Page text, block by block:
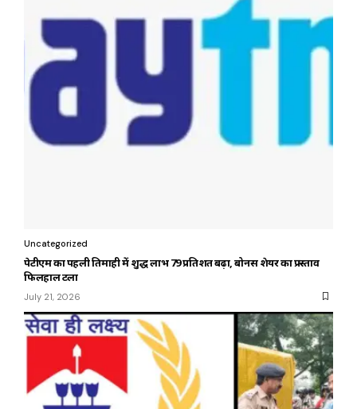
Uncategorized
पेटीएम का पहली तिमाही में शुद्ध लाभ 79 प्रतिशत बढ़ा, बोनस शेयर का प्रस्ताव
फिलहाल टला
July 21, 2026